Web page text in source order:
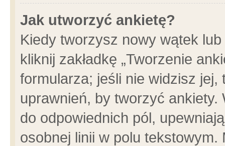
Jak utworzyć ankietę?
Kiedy tworzysz nowy wątek
kliknij zakładkę „Tworzenie
formularza; jeśli nie widzisz
uprawnień, by tworzyć ankiety.
do odpowiednich pól,
osobnej linii w polu